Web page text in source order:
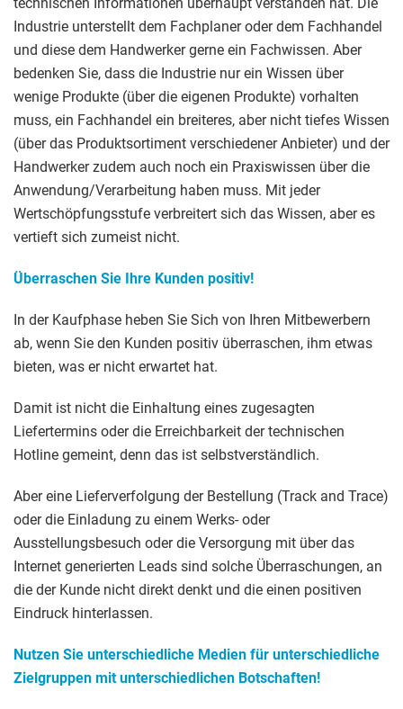
Industrie unterstellt dem Fachplaner oder dem Fachhandel
und diese dem Handwerker gerne ein Fachwissen. Aber
bedenken Sie, dass die Industrie nur ein Wissen über
wenige Produkte (über die eigenen Produkte) vorhalten
muss, ein Fachhandel ein breiteres, aber nicht tiefes Wissen
(über das Produktsortiment verschiedener Anbieter) und der
Handwerker zudem auch noch ein Praxiswissen über die
Anwendung/Verarbeitung haben muss. Mit jeder
Wertschöpfungsstufe verbreitert sich das Wissen, aber es
vertieft sich zumeist nicht.
Überraschen Sie Ihre Kunden positiv!
In der Kaufphase heben Sie Sich von Ihren Mitbewerbern
ab, wenn Sie den Kunden positiv überraschen, ihm etwas
bieten, was er nicht erwartet hat.
Damit ist nicht die Einhaltung eines zugesagten
Liefertermins oder die Erreichbarkeit der technischen
Hotline gemeint, denn das ist selbstverständlich.
Aber eine Lieferverfolgung der Bestellung (Track and Trace)
oder die Einladung zu einem Werks- oder
Ausstellungsbesuch oder die Versorgung mit über das
Internet generierten Leads sind solche Überraschungen, an
die der Kunde nicht direkt denkt und die einen positiven
Eindruck hinterlassen.
Nutzen Sie unterschiedliche Medien für unterschiedliche
Zielgruppen mit unterschiedlichen Botschaften!